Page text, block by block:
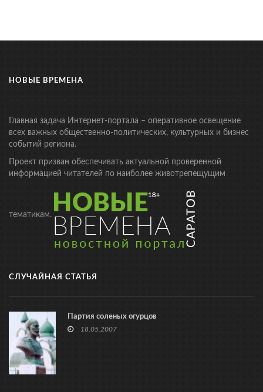
НОВЫЕ ВРЕМЕНА
Главная задача Интернет-портала – оперативное освещение
всех важных общественно-политических, культурных и бизнес
событий региона.
Проект призван обеспечивать актуальной проверенной
информацией читателей по наиболее животрепещущим
тематикам.
СЛУЧАЙНАЯ СТАТЬЯ
Партия соленых огурцов
18.05.2007